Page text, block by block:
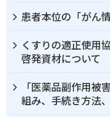
患者本位の「がん
くすりの適正使用
啓発資材について
「医薬品副作用被
組み、手続き方法